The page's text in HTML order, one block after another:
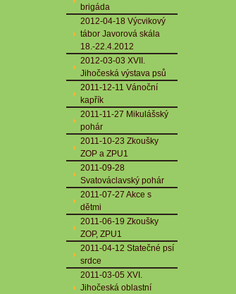
brigáda
2012-04-18 Výcvikový
tábor Javorová skála
18.-22.4.2012
2012-03-03 XVII.
Jihočeská výstava psů
2011-12-11 Vánoční
kapřík
2011-11-27 Mikulášský
pohár
2011-10-23 Zkoušky
ZOP a ZPU1
2011-09-28
Svatováclavský pohár
2011-07-27 Akce s
dětmi
2011-06-19 Zkoušky
ZOP, ZPU1
2011-04-12 Statečné psí
srdce
2011-03-05 XVI.
Jihočeská oblastní